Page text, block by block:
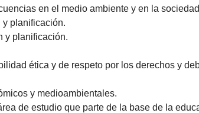
en el medio ambiente y en la
y planificación.
y planificación.
ética y de respeto por los derechos y
y medioambientales.
de estudio que parte de la base de la